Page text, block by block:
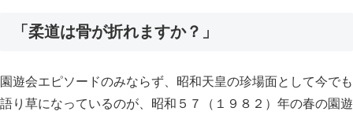
「柔道は骨が折れますか？」
園遊会エピソードのみならず、昭和天皇の珍場面として今でも
語り草になっているのが、昭和５７（１９８２）年の春の園遊